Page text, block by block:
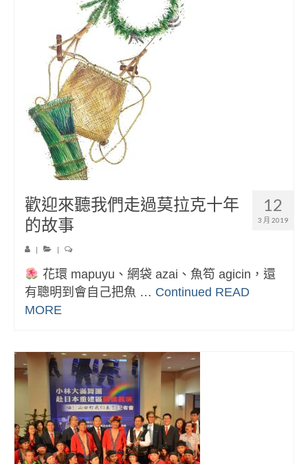
12
3 月 2019
歡迎來聽我們走過莫拉克十年
的故事
| |
花環 mapuyu、網袋 azai、魚笱 agicin，還
有聰明到會自己把魚 … Continued READ
MORE